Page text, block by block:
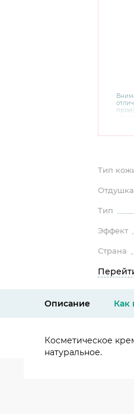
Тип
Отдушка
Тип
Эффект
Страна
Описание Как
Косметическое
натуральное.